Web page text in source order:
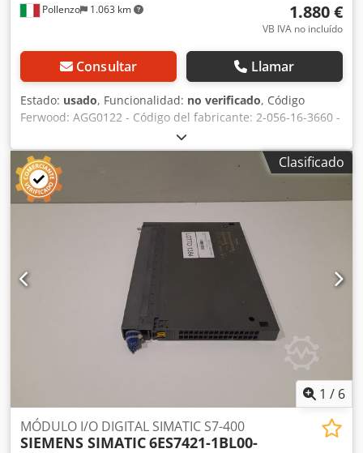
Pollenzo 1.063 km 1.880 €
VB IVA no incluído
Consultar Llamar
Estado: usado, Funcionalidad: no verificado, Código
Ferwood: AGG0122 - Código del fabricante: 2-056-16-3660 -
Estado: Usado - Funcionalidad: No probado - Máquina
compatible: CNC HOMAG - WEEKE - Si está interesado,
ofrecemos un servicio de revisión; póngase en contacto
con nosotros. Csdpfszmhr Esx Ahbeha
Clasificado
1 / 6
MÓDULO I/O DIGITAL SIMATIC S7-400
SIEMENS SIMATIC6ES7421-1BL00-